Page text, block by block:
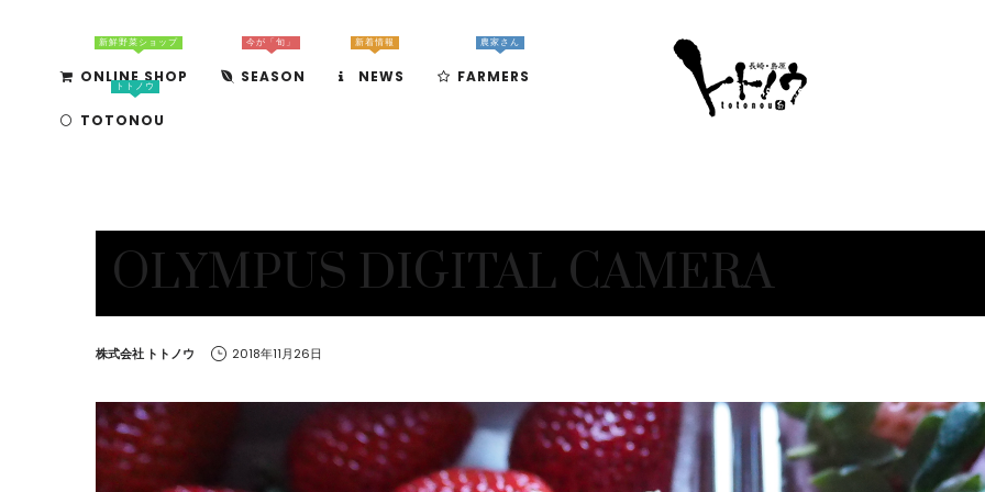
ONLINE SHOP
新鮮野菜ショップ
SEASON
今が「旬」
NEWS
新着情報
FARMERS
農家さん
TOTONOU
トトノウ
OLYMPUS DIGITAL CAMERA
by
株式会社 トトノウ 2018年11月26日